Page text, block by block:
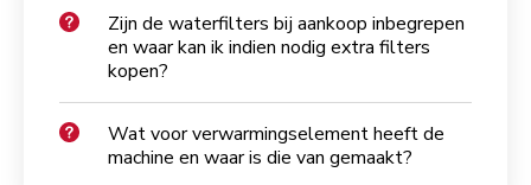
Zijn de waterfilters bij aankoop inbegrepen
en waar kan ik indien nodig extra filters
kopen?
Wat voor verwarmingselement heeft de
machine en waar is die van gemaakt?